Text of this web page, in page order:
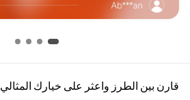
قارن بين الطرز واعثر على خيارك المثالي